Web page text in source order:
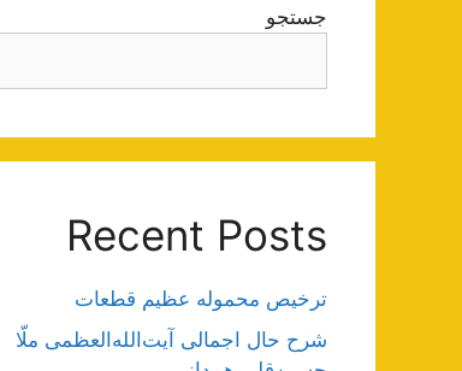
جستجو
Recent Posts
ترخیص محموله عظیم قطعات
شرح حال اجمالی آیت‌الله‌العظمی ملّا